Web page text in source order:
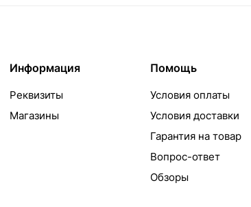
Информация
Реквизиты
Магазины
Помощь
Условия оплаты
Условия доставки
Гарантия на товар
Вопрос-ответ
Обзоры